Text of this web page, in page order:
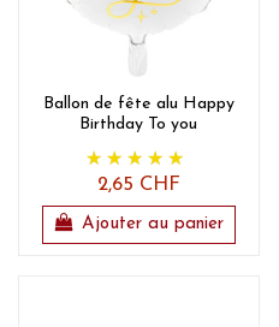
Ballon de fête alu Happy
Birthday To you
2,65 CHF
Ajouter au panier